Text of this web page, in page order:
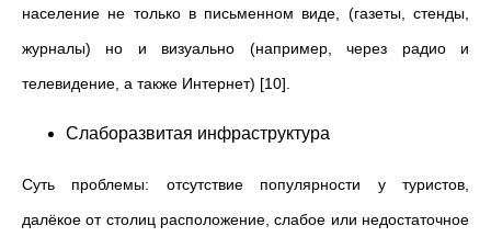
население не только в письменном виде, (газеты, стенды,
журналы) но и визуально (например, через радио и
телевидение, а также Интернет) [10].
Слаборазвитая инфраструктура
Суть проблемы: отсутствие популярности у туристов,
далёкое от столиц расположение, слабое или недостаточное